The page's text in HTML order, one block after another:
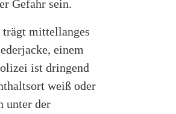
Gefahr sein.
mittellanges
einem
ist dringend
weiß oder
unter der